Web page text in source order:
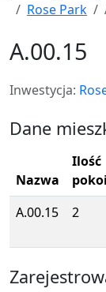
Rose Park
A.00.15
Inwestycja:
Dane
Nazwa
Ilość
pokoi
A.00.15
2